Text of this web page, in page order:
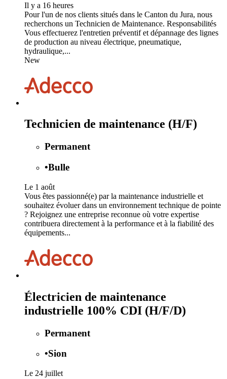
Il y a 16 heures
Pour l'un de nos clients situés dans le Canton du Jura, nous
recherchons un Technicien de Maintenance. Responsabilités
Vous effectuerez l'entretien préventif et dépannage des lignes
de production au niveau électrique, pneumatique,
hydraulique,...
New
Technicien de maintenance (H/F)
Permanent
•Bulle
Le 1 août
Vous êtes passionné(e) par la maintenance industrielle et
souhaitez évoluer dans un environnement technique de pointe
? Rejoignez une entreprise reconnue où votre expertise
contribuera directement à la performance et à la fiabilité des
équipements...
Électricien de maintenance
industrielle 100% CDI (H/F/D)
Permanent
•Sion
Le 24 juillet